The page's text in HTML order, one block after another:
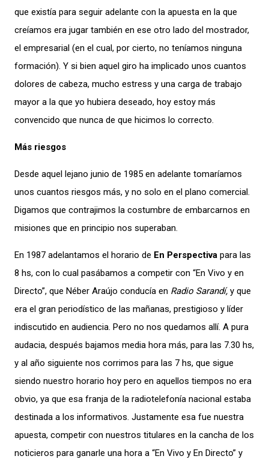
que existía para seguir adelante con la apuesta en la que
creíamos era jugar también en ese otro lado del mostrador,
el empresarial (en el cual, por cierto, no teníamos ninguna
formación). Y si bien aquel giro ha implicado unos cuantos
dolores de cabeza, mucho estress y una carga de trabajo
mayor a la que yo hubiera deseado, hoy estoy más
convencido que nunca de que hicimos lo correcto.
Más riesgos
Desde aquel lejano junio de 1985 en adelante tomaríamos
unos cuantos riesgos más, y no solo en el plano comercial.
Digamos que contrajimos la costumbre de embarcarnos en
misiones que en principio nos superaban.
En 1987 adelantamos el horario de En Perspectiva para las
8 hs, con lo cual pasábamos a competir con “En Vivo y en
Directo”, que Néber Araújo conducía en Radio Sarandí, y que
era el gran periodístico de las mañanas, prestigioso y líder
indiscutido en audiencia. Pero no nos quedamos allí. A pura
audacia, después bajamos media hora más, para las 7.30 hs,
y al año siguiente nos corrimos para las 7 hs, que sigue
siendo nuestro horario hoy pero en aquellos tiempos no era
obvio, ya que esa franja de la radiotelefonía nacional estaba
destinada a los informativos. Justamente esa fue nuestra
apuesta, competir con nuestros titulares en la cancha de los
noticieros para ganarle una hora a “En Vivo y En Directo” y